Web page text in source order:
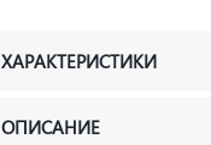
ХАРАКТЕРИСТИКИ
ОПИСАНИЕ